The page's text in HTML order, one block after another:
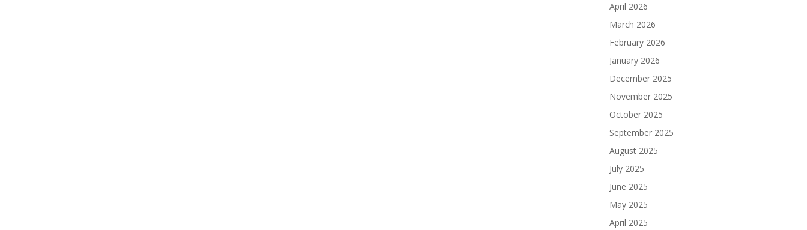
April 2026
March 2026
February 2026
January 2026
December 2025
November 2025
October 2025
September 2025
August 2025
July 2025
June 2025
May 2025
April 2025